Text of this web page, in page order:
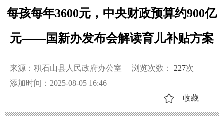
每孩每年3600元，中央财政预算约900亿
元——国新办发布会解读育儿补贴方案
来源：积石山县人民政府办公室 浏览次数： 227次
添加时间：2025-08-05 16:46
收藏